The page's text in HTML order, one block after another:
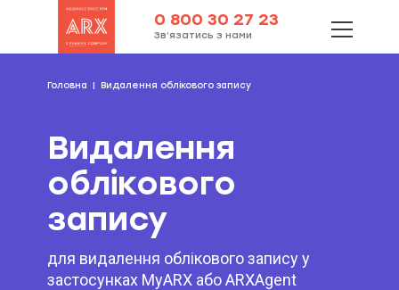
0 800 30 27 23
Зв’язатись з нами
Головна Видалення облікового запису
Видалення
облікового
запису
для видалення облікового запису у
застосунках MyARX або ARXAgent